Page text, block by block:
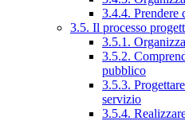
3.4.4. Prendere
3.5. Il processo
3.5.1.
3.5.2.
pubblico
3.5.3.
servizio
3.5.4.